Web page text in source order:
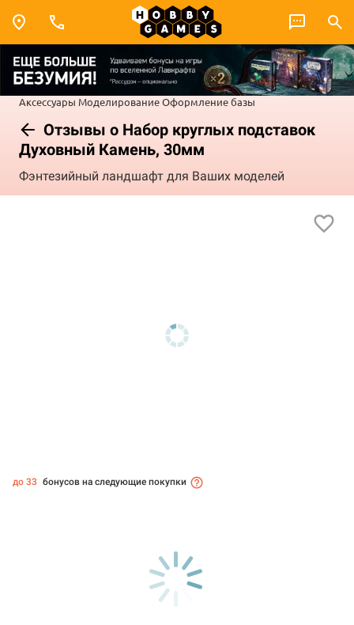
Аксессуары МоделированиеОформление базы
Отзывы о Набор круглых подставок
Духовный Камень, 30мм
Фэнтезийный ландшафт для Ваших моделей
до 33 бонусов на следующие покупки